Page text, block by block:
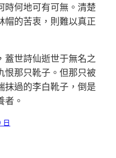
時何地可有可無。清楚
帽的苦衷，則難以真正
蓋世詩仙逝世于無名之
恨那只靴子。但那只被
抹過的李白靴子，倒是
者。
日